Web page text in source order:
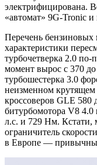
электрифицирована.
«автомат» 9G-Tronic
Перечень
характеристики
турбочетверка 2.0
момент вырос с 370
турбошестерка 3.0
неизменном
кроссоверов GLE 580
битурбомотора V8
л.с. и 729 Нм.
ограничитель
в Европе —